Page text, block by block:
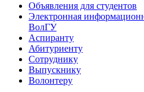
Объявления для студентов
Электронная
ВолГУ
Аспиранту
Абитуриенту
Сотруднику
Выпускнику
Волонтеру